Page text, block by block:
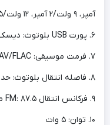
آمپر، ۹ ولت/۲ آمپر، ۱۲ ولت/۱.۵ آمپر
۶. پورت USB بلوتوث: دیسک U (خروجی ۱ آمپر)
۷. فرمت موسیقی: MP3/WMA/WAV/FLAC
۸. فاصله انتقال بلوتوث: حدود ۵-۱۰ متر
۹. فرکانس انتقال FM: ۸۷.۵ مگاهرتز-۱۰۸.۰ مگاهرتز
۱۰. توان: ۵ وات